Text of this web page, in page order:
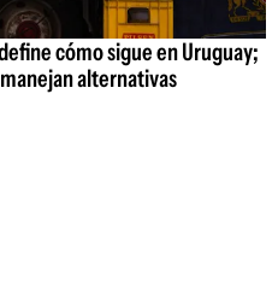
cómo sigue en Uruguay;
alternativas